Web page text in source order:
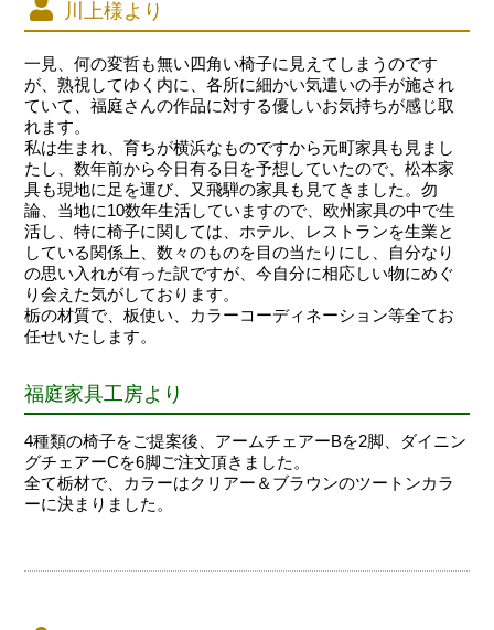
川上様より
一見、何の変哲も無い四角い椅子に見えてしまうのです
が、熟視してゆく内に、各所に細かい気遣いの手が施され
ていて、福庭さんの作品に対する優しいお気持ちが感じ取
れます。
私は生まれ、育ちが横浜なものですから元町家具も見まし
たし、数年前から今日有る日を予想していたので、松本家
具も現地に足を運び、又飛騨の家具も見てきました。勿
論、当地に10数年生活していますので、欧州家具の中で生
活し、特に椅子に関しては、ホテル、レストランを生業と
している関係上、数々のものを目の当たりにし、自分なり
の思い入れが有った訳ですが、今自分に相応しい物にめぐ
り会えた気がしております。
栃の材質で、板使い、カラーコーディネーション等全てお
任せいたします。
福庭家具工房より
4種類の椅子をご提案後、アームチェアーBを2脚、ダイニン
グチェアーCを6脚ご注文頂きました。
全て栃材で、カラーはクリアー＆ブラウンのツートンカラ
ーに決まりました。